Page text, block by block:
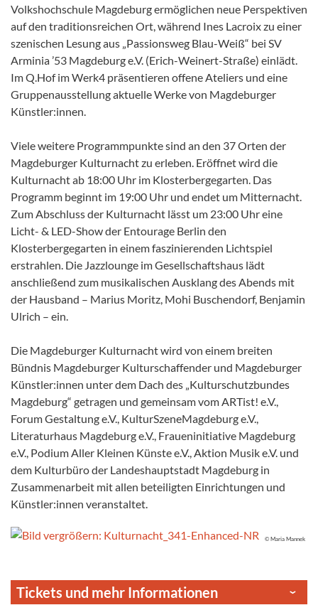
Volkshochschule Magdeburg ermöglichen neue Perspektiven
auf den traditionsreichen Ort, während Ines Lacroix zu einer
szenischen Lesung aus „Passionsweg Blau-Weiß“ bei SV
Arminia ’53 Magdeburg e.V. (Erich-Weinert-Straße) einlädt.
Im Q.Hof im Werk4 präsentieren offene Ateliers und eine
Gruppenausstellung aktuelle Werke von Magdeburger
Künstler:innen.
Viele weitere Programmpunkte sind an den 37 Orten der
Magdeburger Kulturnacht zu erleben. Eröffnet wird die
Kulturnacht ab 18:00 Uhr im Klosterbergegarten. Das
Programm beginnt im 19:00 Uhr und endet um Mitternacht.
Zum Abschluss der Kulturnacht lässt um 23:00 Uhr eine
Licht- & LED-Show der Entourage Berlin den
Klosterbergegarten in einem faszinierenden Lichtspiel
erstrahlen. Die Jazzlounge im Gesellschaftshaus lädt
anschließend zum musikalischen Ausklang des Abends mit
der Hausband – Marius Moritz, Mohi Buschendorf, Benjamin
Ulrich – ein.
Die Magdeburger Kulturnacht wird von einem breiten
Bündnis Magdeburger Kulturschaffender und Magdeburger
Künstler:innen unter dem Dach des „Kulturschutzbundes
Magdeburg“ getragen und gemeinsam vom ARTist! e.V.,
Forum Gestaltung e.V., KulturSzeneMagdeburg e.V.,
Literaturhaus Magdeburg e.V., Fraueninitiative Magdeburg
e.V., Podium Aller Kleinen Künste e.V., Aktion Musik e.V. und
dem Kulturbüro der Landeshauptstadt Magdeburg in
Zusammenarbeit mit allen beteiligten Einrichtungen und
Künstler:innen veranstaltet.
© Maria Mannek
Tickets und mehr Informationen